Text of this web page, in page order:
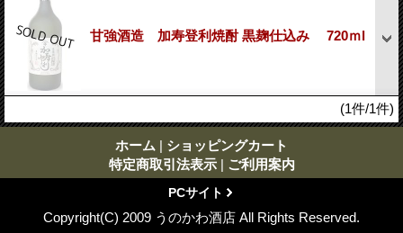
甘強酒造 加寿登利焼酎 黒麹仕込み 720ｍl
(1件/1件)
ホーム | ショッピングカート
特定商取引法表示 | ご利用案内
PCサイト
Copyright(C) 2009 うのかわ酒店 All Rights Reserved.